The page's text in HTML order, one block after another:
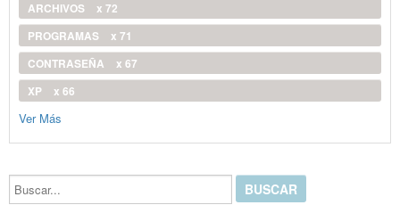
ARCHIVOS
x 72
PROGRAMAS
x 71
CONTRASEÑA
x 67
XP
x 66
Ver Más
Buscar...